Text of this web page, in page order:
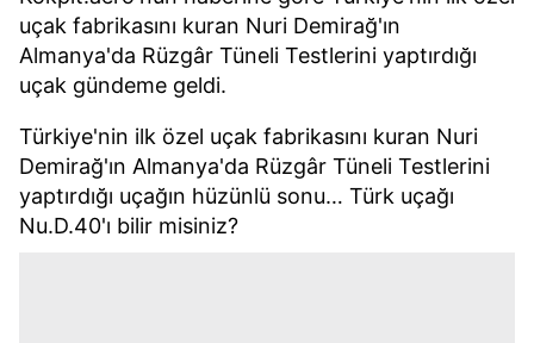
uçak fabrikasını kuran Nuri Demirağ'ın
Almanya'da Rüzgâr Tüneli Testlerini yaptırdığı
uçak gündeme geldi.
Türkiye'nin ilk özel uçak fabrikasını kuran Nuri
Demirağ'ın Almanya'da Rüzgâr Tüneli Testlerini
yaptırdığı uçağın hüzünlü sonu… Türk uçağı
Nu.D.40'ı bilir misiniz?